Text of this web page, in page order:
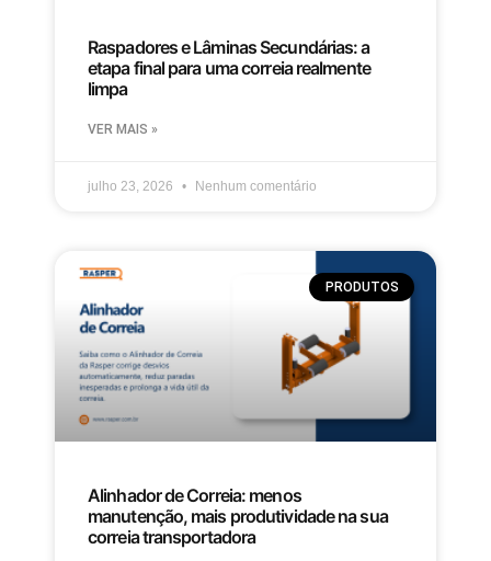
Raspadores e Lâminas Secundárias: a
etapa final para uma correia realmente
limpa
VER MAIS »
julho 23, 2026 Nenhum comentário
PRODUTOS
Alinhador de Correia: menos
manutenção, mais produtividade na sua
correia transportadora